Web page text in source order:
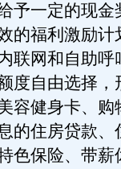
一定的现金
的福利激励计
联网和自助呼
度自由选择，
容健身卡、购
的住房贷款、
色保险、带薪